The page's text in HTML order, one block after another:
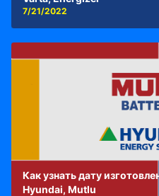
7/21/2022
Как узнать дату
Hyundai, Mutlu